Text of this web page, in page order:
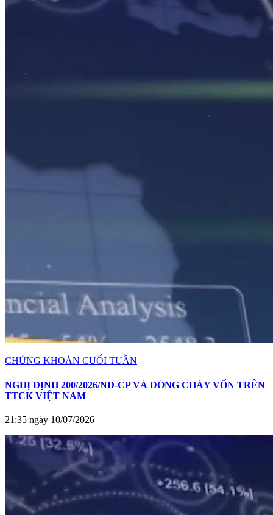
CHỨNG KHOÁN CUỐI TUẦN
NGHỊ ĐỊNH 200/2026/NĐ-CP VÀ DÒNG CHẢY VỐN TRÊN
TTCK VIỆT NAM
21:35 ngày 10/07/2026